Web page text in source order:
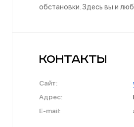
обстановки. Здесь вы и
Контакты
Сайт:
Адрес:
E-mail: